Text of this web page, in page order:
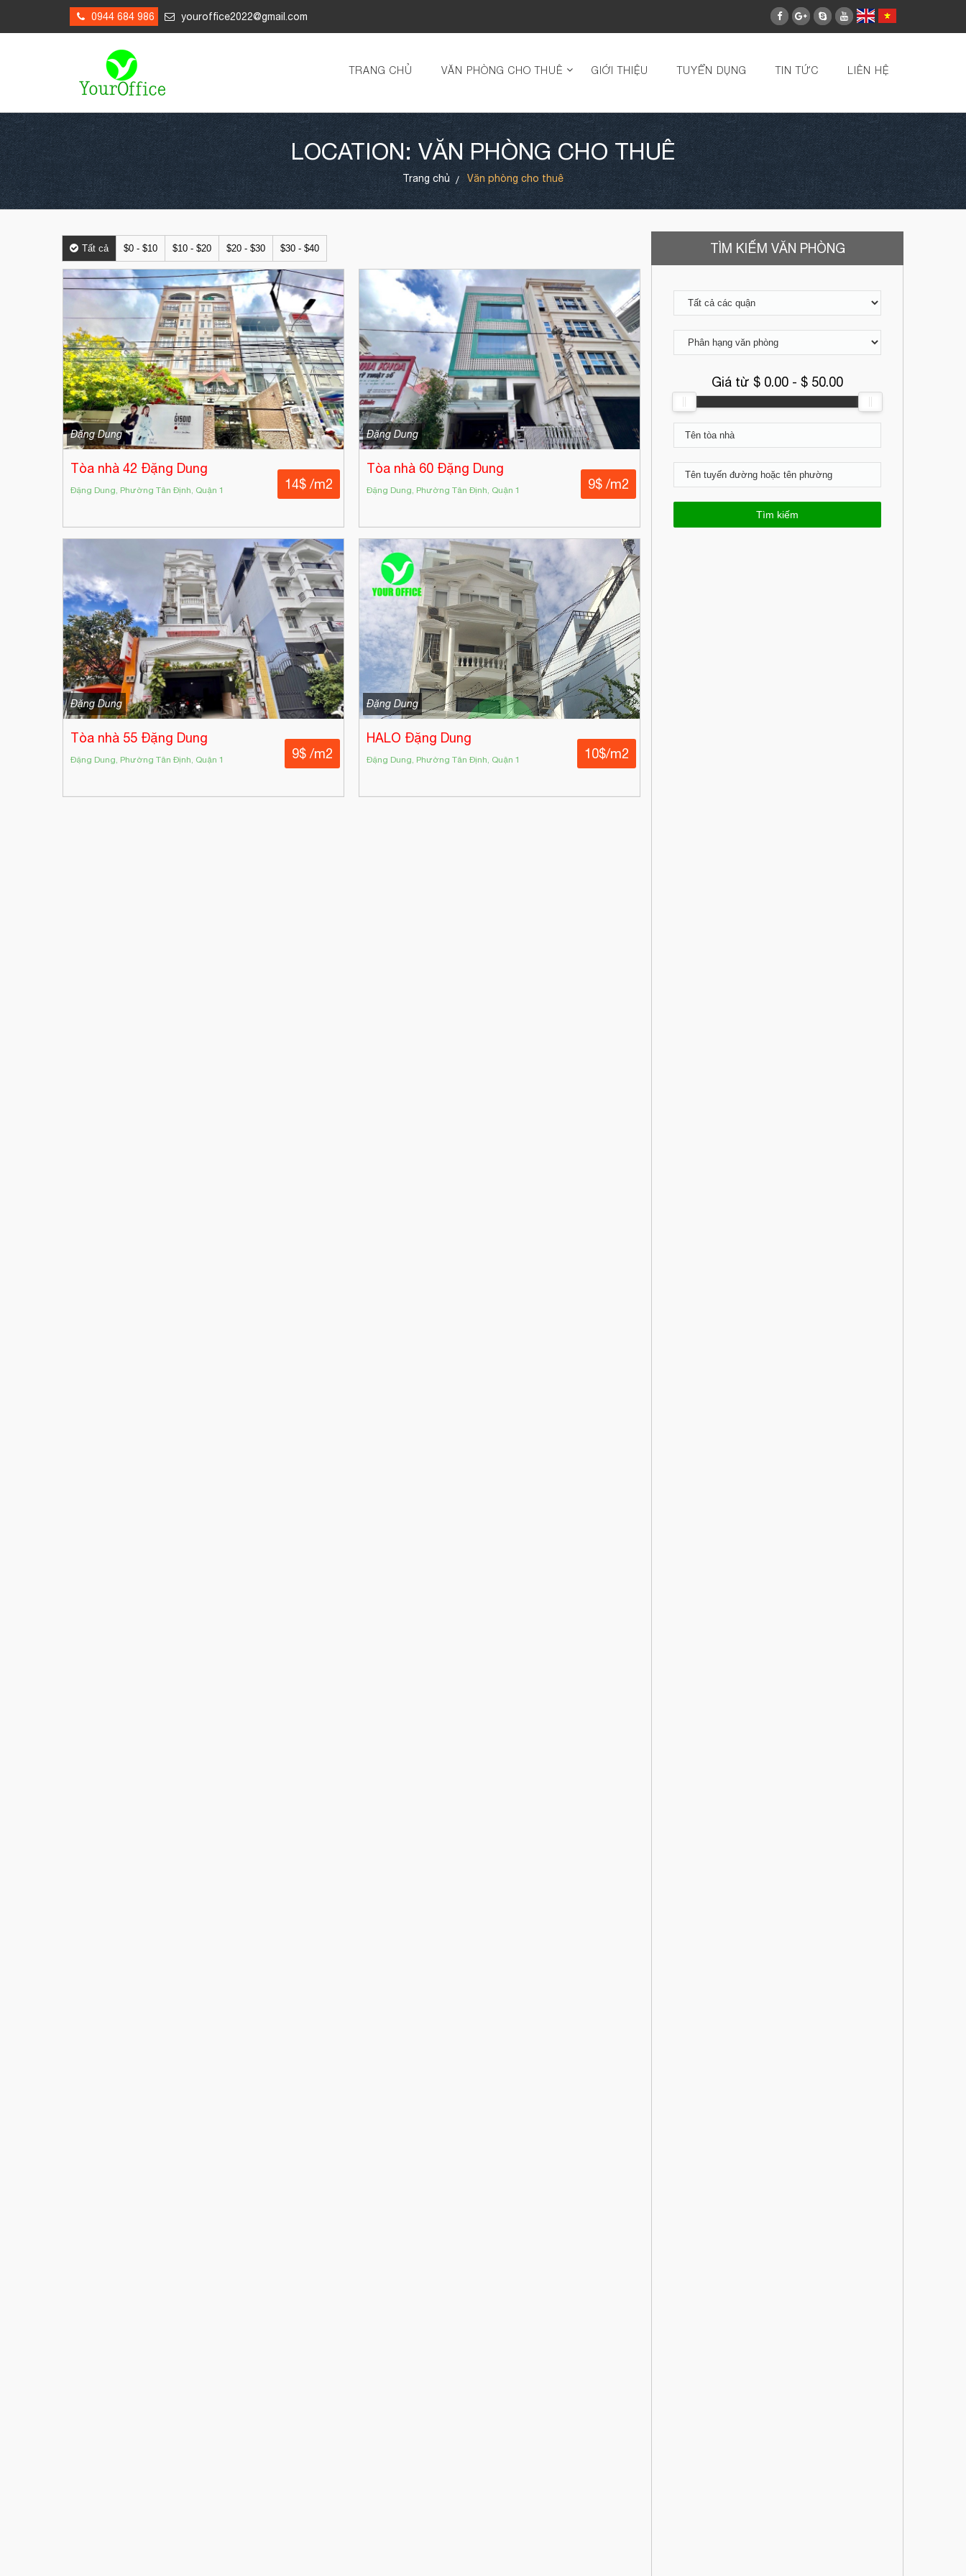
0944 684 986 youroffice2022@gmail.com
TRANG CHỦ VĂN PHÒNG CHO THUÊ GIỚI THIỆU TUYỂN DỤNG TIN TỨC LIÊN HỆ
LOCATION: VĂN PHÒNG CHO THUÊ
Trang chủ Văn phòng cho thuê
TÌM KIẾM VĂN PHÒNG
Giá từ $ 0.00 - $ 50.00
Tất cả $0 - $10 $10 - $20 $20 - $30 $30 - $40
Đặng Dung
Tòa nhà 42 Đặng Dung
Đặng Dung, Phường Tân Định, Quận 1 14$ /m2
Đặng Dung
Tòa nhà 60 Đặng Dung
Đặng Dung, Phường Tân Định, Quận 1 9$ /m2
Đặng Dung
Tòa nhà 55 Đặng Dung
Đặng Dung, Phường Tân Định, Quận 1 9$ /m2
Đặng Dung
HALO Đặng Dung
Đặng Dung, Phường Tân Định, Quận 1 10$/m2